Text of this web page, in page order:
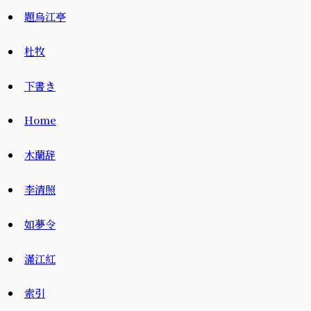
題烏江亭
杜牧
下書き
Home
木蘭辞
李清照
如夢令
滿江紅
索引